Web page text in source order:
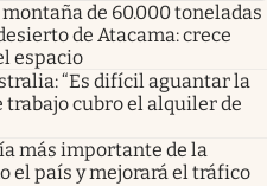
de 60.000 toneladas
de Atacama: crece
espacio
“Es difícil aguantar la
trabajo cubro el alquiler de
más importante de la
el país y mejorará el tráfico